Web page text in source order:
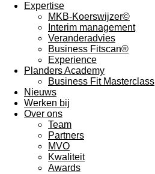
Expertise
MKB-Koerswijzer©
Interim management
Veranderadvies
Business Fitscan®
Experience
Planders Academy
Business Fit Masterclass
Nieuws
Werken bij
Over ons
Team
Partners
MVO
Kwaliteit
Awards